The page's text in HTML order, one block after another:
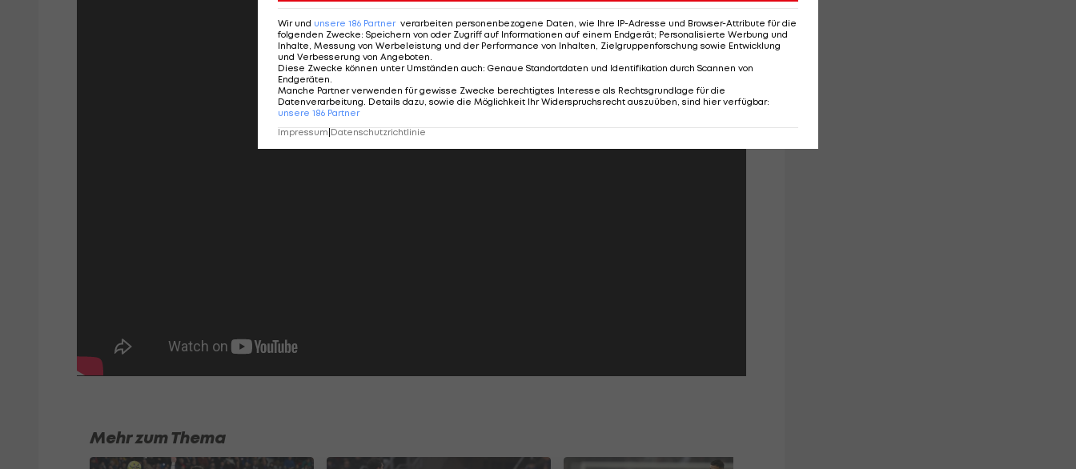
Mehr zum Thema
Wir und unsere 186 Partner verarbeiten personenbezogene Daten, wie Ihre IP-Adresse und Browser-Attribute für die
folgenden Zwecke: Speichern von oder Zugriff auf Informationen auf einem Endgerät; Personalisierte Werbung und
Inhalte, Messung von Werbeleistung und der Performance von Inhalten, Zielgruppenforschung sowie Entwicklung
und Verbesserung von Angeboten
Diese Zwecke können unter Umständen auch: Genaue Standortdaten und Identifikation durch Scannen von
Endgeräten
Manche Partner verwenden für gewisse Zwecke berechtigtes Interesse als Rechtsgrundlage für die
Datenverarbeitung. Details dazu, sowie die Möglichkeit Ihr Widerspruchsrecht auszuüben, sind hier verfügbar:
unsere 186 Partner
Impressum|Datenschutzrichtlinie